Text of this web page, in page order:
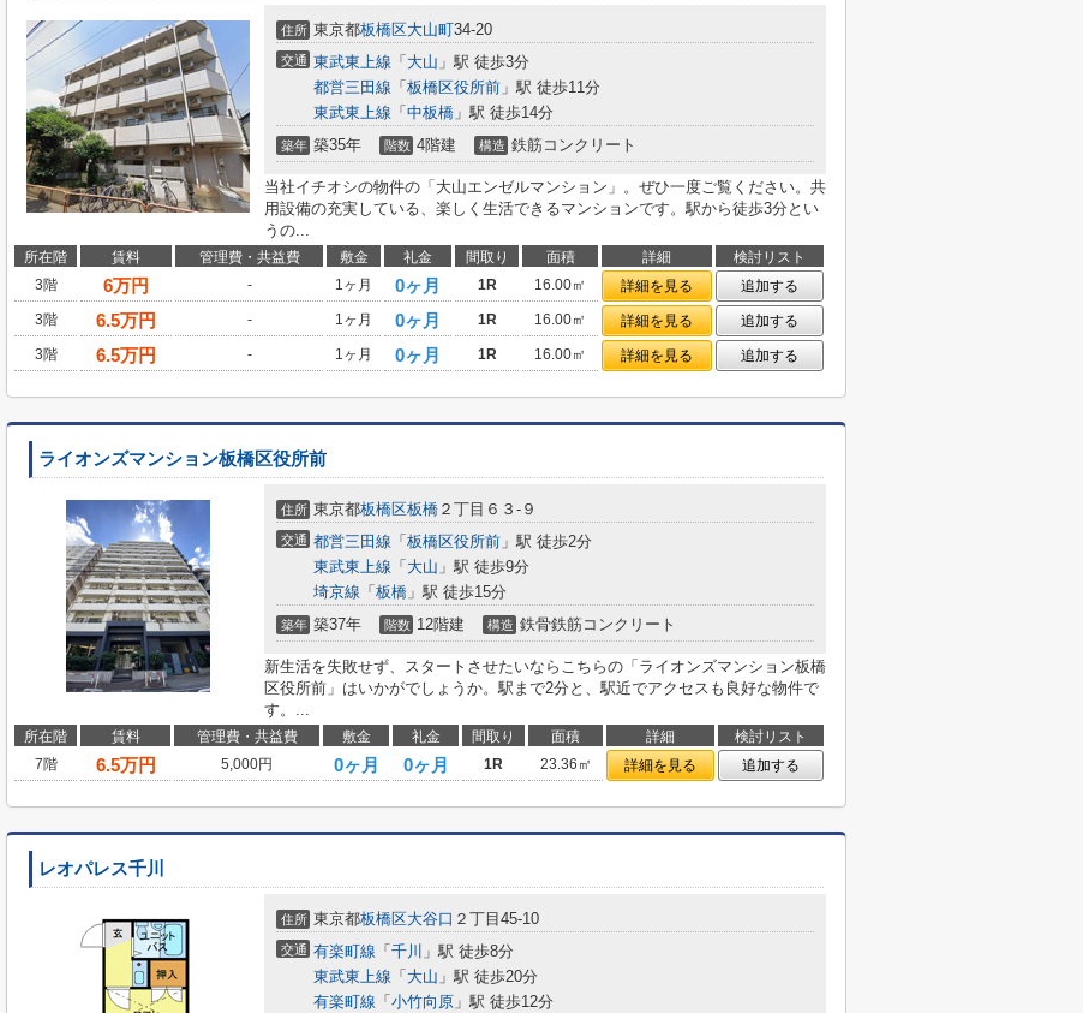
住所 東京都板橋区大山町34-20
交通 東武東上線 「 大山 」駅 徒歩3分
都営三田線 「 板橋区役所前 」駅 徒歩11分
東武東上線 「 中板橋 」駅 徒歩14分
築年 築35年 階数 4階建 構造 鉄筋コンクリート
当社イチオシの物件の「大山エンゼルマンション」。ぜひ一度ご覧ください。共
用設備の充実している、楽しく生活できるマンションです。駅から徒歩3分とい
うの...
所在階 賃料 管理費・共益費 敷金 礼金 間取り 面積 詳細
検討リスト
3階
6万円 - 1ヶ月 0ヶ月 1R 16.00㎡ 詳細を見る
追加する
3階
6.5万円 - 1ヶ月 0ヶ月 1R 16.00㎡ 詳細を見る
追加する
3階
6.5万円 - 1ヶ月 0ヶ月 1R 16.00㎡ 詳細を見る 追加する
ライオンズマンション板橋区役所前
住所 東京都板橋区板橋 ２丁目６３-９
交通 都営三田線 「 板橋区役所前 」駅 徒歩2分
東武東上線 「 大山 」駅 徒歩9分
埼京線 「 板橋 」駅 徒歩15分
築年 築37年 階数 12階建 構造 鉄骨鉄筋コンクリート
新生活を失敗せず、スタートさせたいならこちらの「ライオンズマンション板橋
区役所前」はいかがでしょうか。駅まで2分と、駅近でアクセスも良好な物件で
す。...
所在階 賃料 管理費・共益費 敷金 礼金 間取り 面積 詳細
検討リスト
7階
6.5万円 5,000円 0ヶ月 0ヶ月 1R 23.36㎡ 詳細を見る 追加する
レオパレス千川
住所 東京都板橋区大谷口 ２丁目45-10
交通 有楽町線 「 千川 」駅 徒歩8分
東武東上線 「 大山 」駅 徒歩20分
有楽町線 「 小竹向原 」駅 徒歩12分